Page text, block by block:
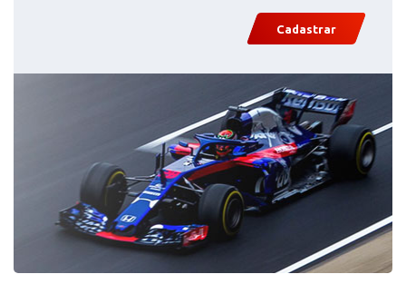
Cadastrar